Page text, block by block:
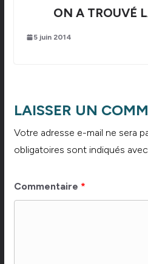
ON A TROUVÉ
5 juin 2014
LAISSER UN
Votre adresse e-mail ne sera
obligatoires sont indiqués avec
Commentaire *